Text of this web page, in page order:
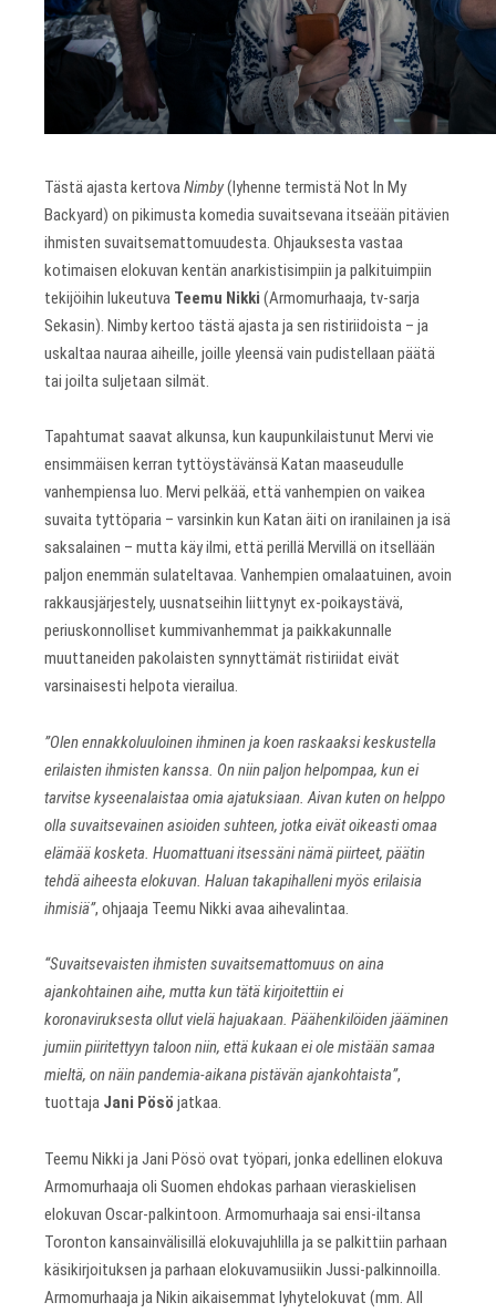
Tästä ajasta kertovaNimby(lyhenne termistä Not In My
Backyard) on pikimusta komedia suvaitsevana itseään pitävien
ihmisten suvaitsemattomuudesta. Ohjauksesta vastaa
kotimaisen elokuvan kentän anarkistisimpiin ja palkituimpiin
tekijöihin lukeutuva Teemu Nikki (Armomurhaaja, tv-sarja
Sekasin). Nimby kertoo tästä ajasta ja sen ristiriidoista – ja
uskaltaa nauraa aiheille, joille yleensä vain pudistellaan päätä
tai joilta suljetaan silmät.
Tapahtumat saavat alkunsa, kun kaupunkilaistunut Mervi vie
ensimmäisen kerran tyttöystävänsä Katan maaseudulle
vanhempiensa luo. Mervi pelkää, että vanhempien on vaikea
suvaita tyttöparia – varsinkin kun Katan äiti on iranilainen ja isä
saksalainen – mutta käy ilmi, että perillä Mervillä on itsellään
paljon enemmän sulateltavaa. Vanhempien omalaatuinen, avoin
rakkausjärjestely, uusnatseihin liittynyt ex-poikaystävä,
periuskonnolliset kummivanhemmat ja paikkakunnalle
muuttaneiden pakolaisten synnyttämät ristiriidat eivät
varsinaisesti helpota vierailua.
”Olen ennakkoluuloinen ihminen ja koen raskaaksi keskustella
erilaisten ihmisten kanssa. On niin paljon helpompaa, kun ei
tarvitse kyseenalaistaa omia ajatuksiaan. Aivan kuten on helppo
olla suvaitsevainen asioiden suhteen, jotka eivät oikeasti omaa
elämää kosketa. Huomattuani itsessäni nämä piirteet, päätin
tehdä aiheesta elokuvan. Haluan takapihalleni myös erilaisia
ihmisiä”, ohjaaja Teemu Nikki avaa aihevalintaa.
“Suvaitsevaisten ihmisten suvaitsemattomuus on aina
ajankohtainen aihe, mutta kun tätä kirjoitettiin ei
koronaviruksesta ollut vielä hajuakaan. Päähenkilöiden jääminen
jumiin piiritettyyn taloon niin, että kukaan ei ole mistään samaa
mieltä, on näin pandemia-aikana pistävän ajankohtaista”,
tuottaja Jani Pösö jatkaa.
Teemu Nikki ja Jani Pösö ovat työpari, jonka edellinen elokuva
Armomurhaaja oli Suomen ehdokas parhaan vieraskielisen
elokuvan Oscar-palkintoon. Armomurhaaja sai ensi-iltansa
Toronton kansainvälisillä elokuvajuhlilla ja se palkittiin parhaan
käsikirjoituksen ja parhaan elokuvamusiikin Jussi-palkinnoilla.
Armomurhaaja ja Nikin aikaisemmat lyhytelokuvat (mm. All